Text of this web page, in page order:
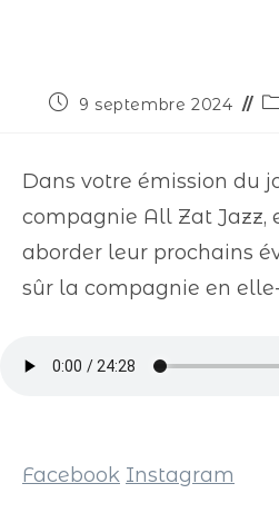
9 septembre 2024
Dans votre émission du
compagnie All Zat Jazz,
aborder leur prochains
sûr la compagnie en
Facebook Instagram